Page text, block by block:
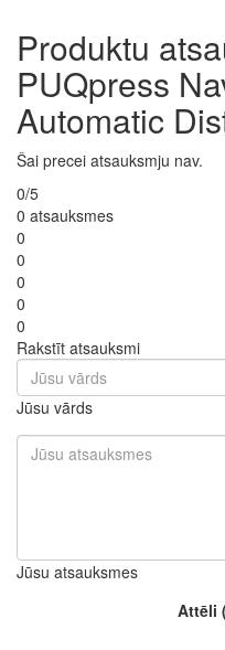
Produktu
PUQpress
Automatic
Šai precei atsauksmju nav.
0/5
0 atsauksmes
0
0
0
0
0
Rakstīt atsauksmi
Jūsu vārds
Jūsu atsauksmes
Attēli